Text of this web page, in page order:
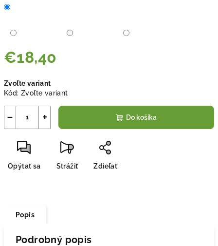
€18,40
cena:
Zvoľte variant
Kód: Zvoľte variant
+
− Do košíka
Opýtať sa Strážiť Zdieľať
Popis
Podrobný popis